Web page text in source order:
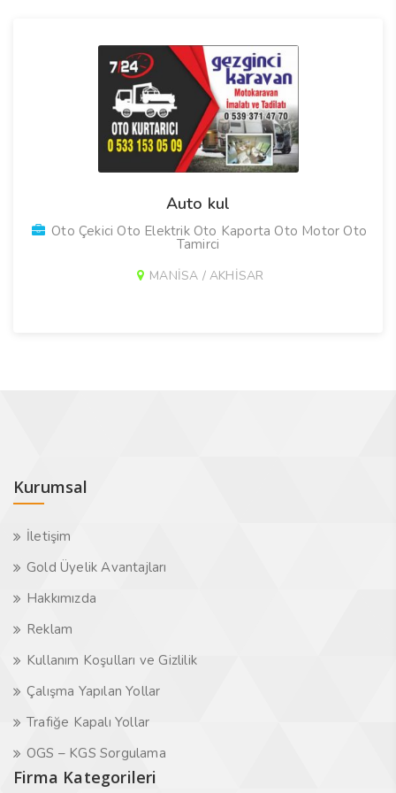
Auto kul
Oto Çekici Oto Elektrik Oto Kaporta Oto Motor Oto
Tamirci
MANİSA / AKHİSAR
Kurumsal
İletişim
Gold Üyelik Avantajları
Hakkımızda
Reklam
Kullanım Koşulları ve Gizlilik
Çalışma Yapılan Yollar
Trafiğe Kapalı Yollar
OGS – KGS Sorgulama
Firma Kategorileri